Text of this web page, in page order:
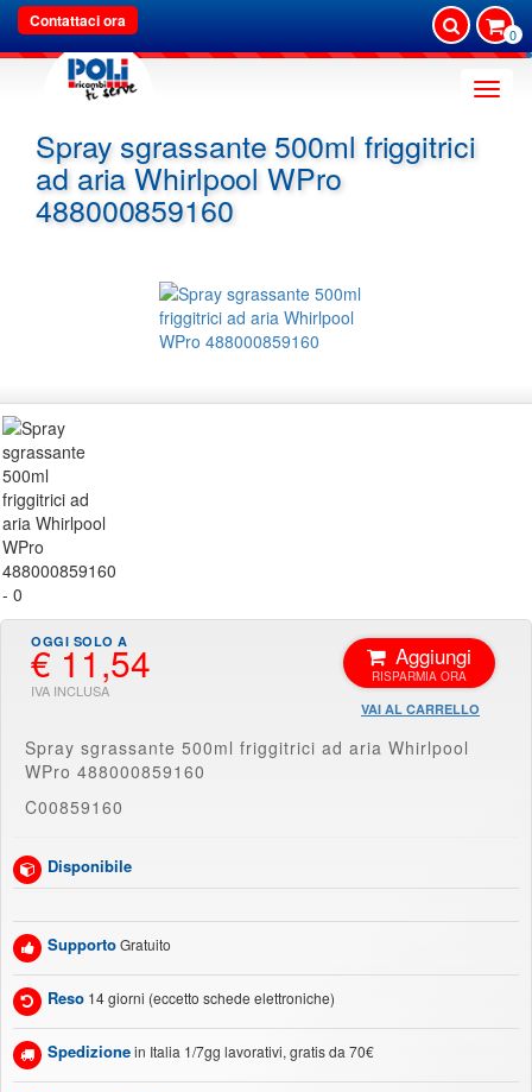
Contattaci ora
0
Toggle
Spray sgrassante 500ml friggitrici
ad aria Whirlpool WPro
488000859160
€ 11,54 Aggiungi
VAI AL CARRELLO
Spray sgrassante 500ml friggitrici ad aria Whirlpool
WPro 488000859160
C00859160
Disponibile
SupportoGratuito
Reso 14 giorni (eccetto schede elettroniche)
Spedizionein Italia 1/7gg lavorativi, gratis da 70€